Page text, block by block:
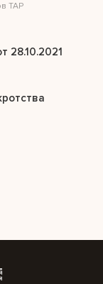
ТАР
28.10.2021